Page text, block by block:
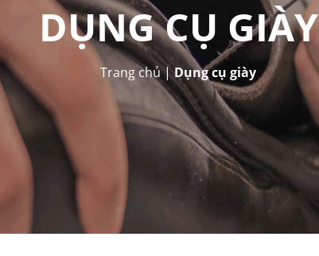
DỤNG CỤ GIÀY
Trang chủ| Dụng cụ giày